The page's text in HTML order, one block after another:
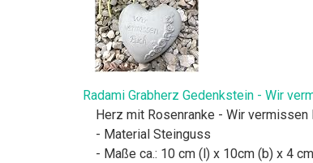
Radami Grabherz Gedenkstein - Wir
Herz mit Rosenranke - Wir vermissen
- Material Steinguss
- Maße ca.: 10 cm (l) x 10cm (b) x 4